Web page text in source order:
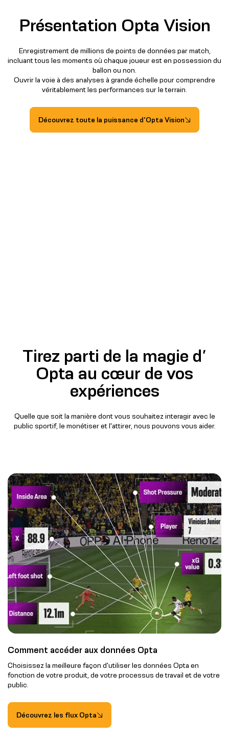
Présentation Opta Vision
Enregistrement de millions de points de données par match,
incluant tous les moments où chaque joueur est en possession du
ballon ou non.
Ouvrir la voie à des analyses à grande échelle pour comprendre
véritablement les performances sur le terrain.
Découvrez toute la puissance d'Opta Vision
Tirez parti de la magie d’
Opta au cœur de vos
expériences​
Quelle que soit la manière dont vous souhaitez interagir avec le
public sportif, le monétiser et l'attirer, nous pouvons vous aider.
Comment accéder aux données Opta
Choisissez la meilleure façon d'utiliser les données Opta en
fonction de votre produit, de votre processus de travail et de votre
public.
Découvrez les flux Opta